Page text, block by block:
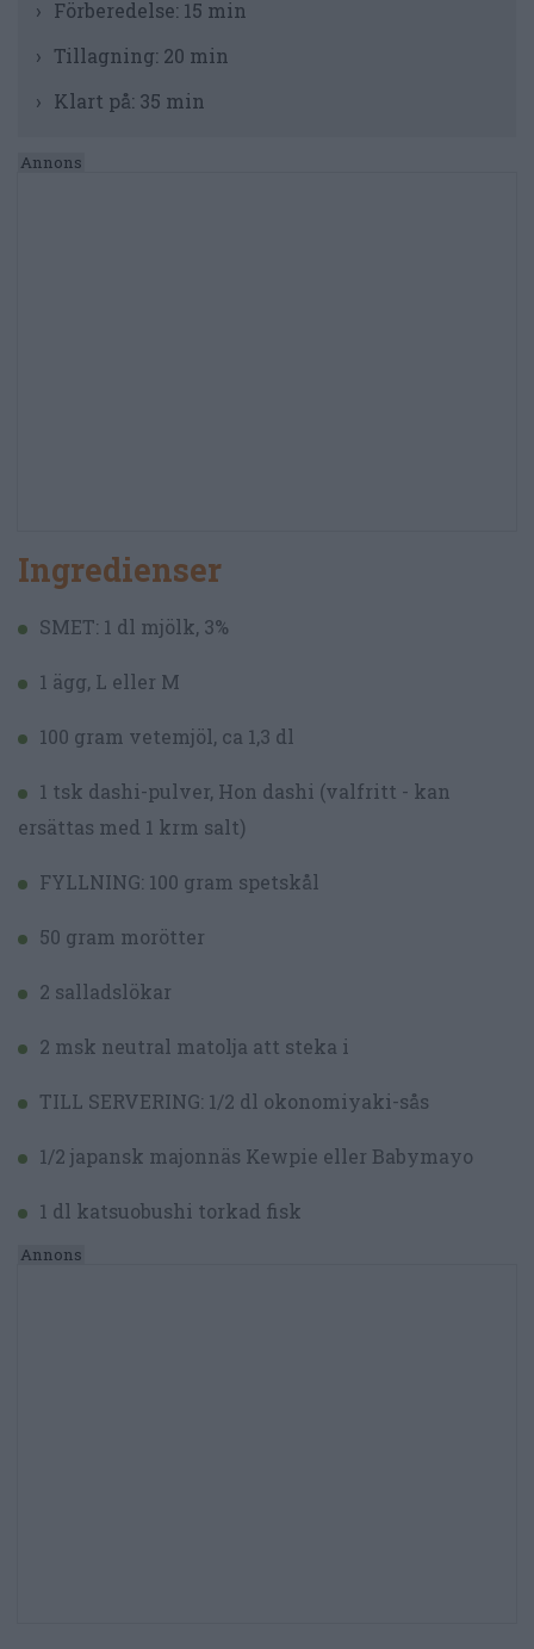
Förberedelse: 15 min
Tillagning: 20 min
Klart på: 35 min
Ingredienser
SMET: 1 dl mjölk, 3%
1 ägg, L eller M
100 gram vetemjöl, ca 1,3 dl
1 tsk dashi-pulver, Hon dashi (valfritt - kan
ersättas med 1 krm salt)
FYLLNING: 100 gram spetskål
50 gram morötter
2 salladslökar
2 msk neutral matolja att steka i
TILL SERVERING: 1/2 dl okonomiyaki-sås
1/2 japansk majonnäs Kewpie eller Babymayo
1 dl katsuobushi torkad fisk